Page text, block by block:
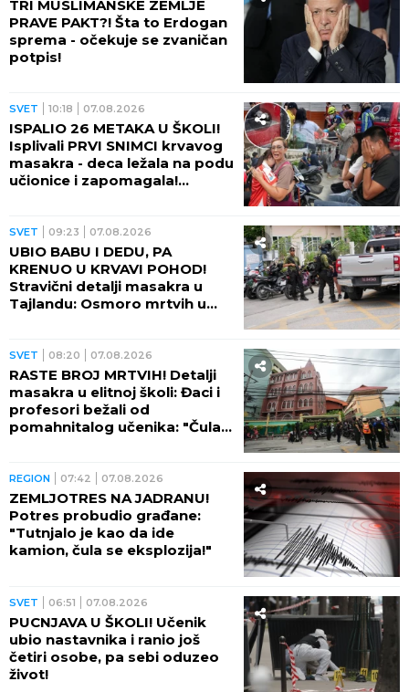
TRI MUSLIMANSKE ZEMLJE
PRAVE PAKT?! Šta to Erdogan
sprema - očekuje se zvaničan
potpis!
SVET 10:18 07.08.2026
ISPALIO 26 METAKA U ŠKOLI!
Isplivali PRVI SNIMCI krvavog
masakra - deca ležala na podu
učionice i zapomagala!
SVET 09:23 07.08.2026
UBIO BABU I DEDU, PA
KRENUO U KRVAVI POHOD!
Stravični detalji masakra u
Tajlandu: Osmoro mrtvih u
SVET 08:20 07.08.2026
RASTE BROJ MRTVIH! Detalji
masakra u elitnoj školi: Đaci i
profesori bežali od
pomahnitalog učenika: "Čula
REGION 07:42 07.08.2026
ZEMLJOTRES NA JADRANU!
Potres probudio građane:
"Tutnjalo je kao da ide
kamion, čula se eksplozija!"
SVET 06:51 07.08.2026
PUCNJAVA U ŠKOLI! Učenik
ubio nastavnika i ranio još
četiri osobe, pa sebi oduzeo
život!